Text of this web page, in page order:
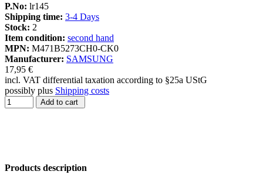
P.No: lr145
Shipping time: 3-4 Days
Stock: 2
Item condition: second hand
MPN: M471B5273CH0-CK0
Manufacturer: SAMSUNG
17,95 €
incl. VAT differential taxation according to §25a UStG
possibly plus Shipping costs
Add to cart
Products description